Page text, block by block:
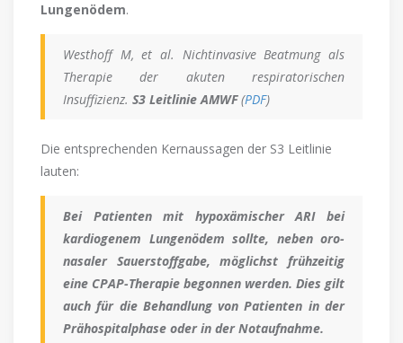
Lungenödem.
Westhoff M, et al. Nichtinvasive Beatmung als
Therapie der akuten respiratorischen
Insuffizienz. S3 Leitlinie AMWF(PDF)
Die entsprechenden Kernaussagen der S3 Leitlinie
lauten:
Bei Patienten mit hypoxämischer ARI bei
kardiogenem Lungenödem sollte, neben oro-
nasaler Sauerstoffgabe, möglichst frühzeitig
eine CPAP-Therapie begonnen werden. Dies gilt
auch für die Behandlung von Patienten in der
Prähospitalphase oder in der Notaufnahme.